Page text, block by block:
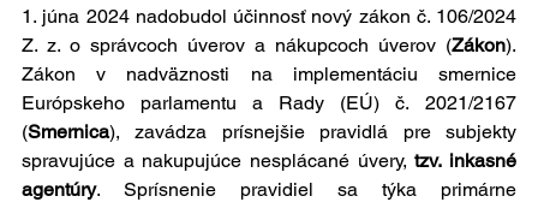
1. júna 2024 nadobudol účinnosť nový zákon č. 106/2024
Z. z. o správcoch úverov a nákupcoch úverov (Zákon).
Zákon v nadväznosti na implementáciu smernice
Európskeho parlamentu a Rady (EÚ) č. 2021/2167
(Smernica), zavádza prísnejšie pravidlá pre subjekty
spravujúce a nakupujúce nesplácané úvery, tzv. inkasné
agentúry. Sprísnenie pravidiel sa týka primárne